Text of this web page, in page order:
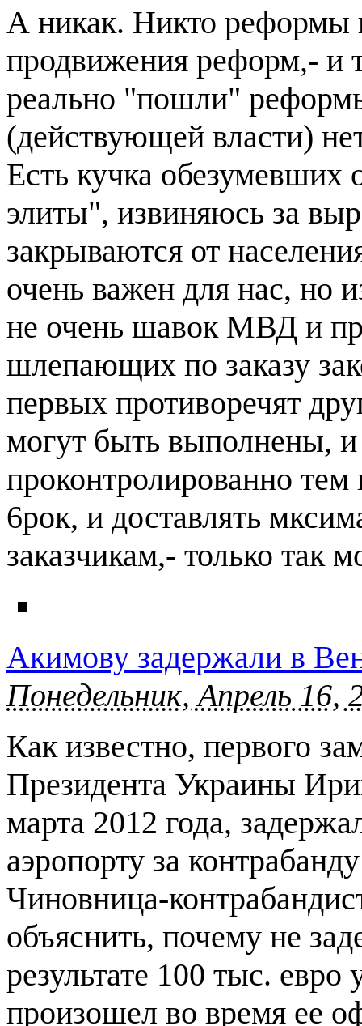
А никак. Никто реформы
продвижения реформ,- и
реально "пошли"
(действующей власти)
Есть кучка обезумевших
элиты", извиняюсь за
закрываются от
очень важен для нас, но
не очень шавок МВД и
шлепающих по заказу
первых противоречят
могут быть выполнены,
проконтролированно
6рок, и доставлять
заказчикам,- только так
Акимову задержали в
Понедельник, Апрель 16,
Как известно, первого
Президента Украины
марта 2012 года,
аэропорту за
Чиновница-
объяснить, почему не
результате 100 тыс.
произошел во время ее